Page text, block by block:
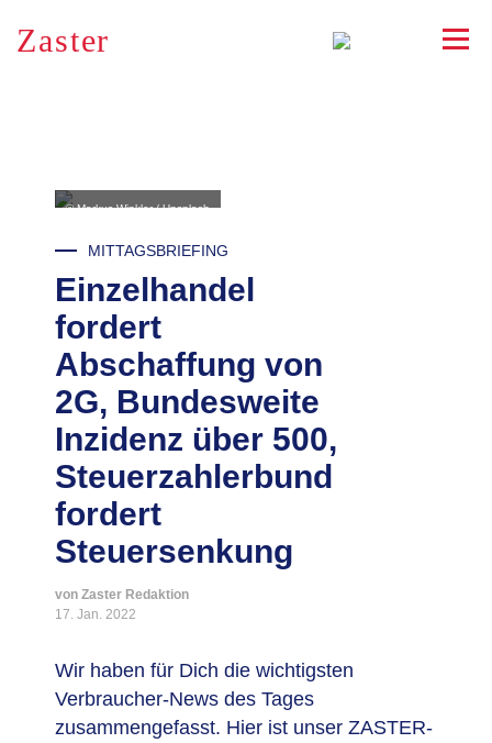
RSS
Zaster
© Markus Winkler / Unsplash
MITTAGSBRIEFING
Einzelhandel
fordert
Abschaffung von
2G, Bundesweite
Inzidenz über 500,
Steuerzahlerbund
fordert
Steuersenkung
von Zaster Redaktion
17. Jan. 2022
Wir haben für Dich die wichtigsten
Verbraucher-News des Tages
zusammengefasst. Hier ist unser ZASTER-